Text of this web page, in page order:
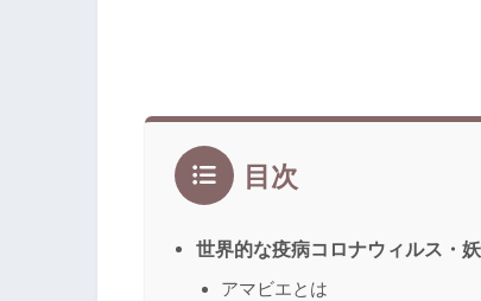
目次
世界的な疫病コロナウィルス・
アマビエとは